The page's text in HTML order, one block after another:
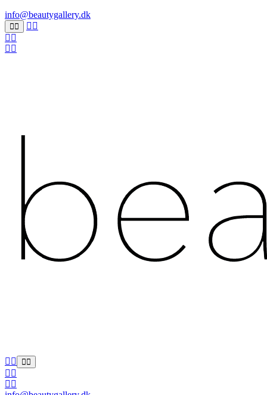
info@beautygallery.dk